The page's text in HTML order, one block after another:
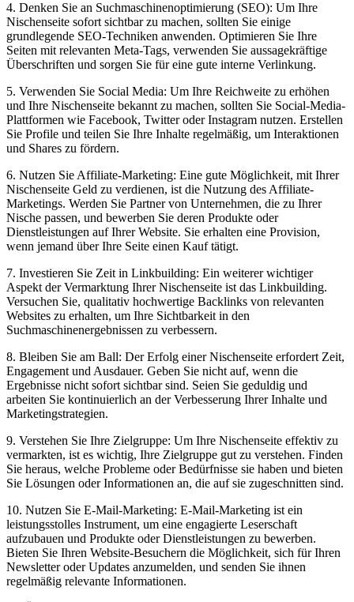
4. Denken⁤ Sie⁤ an Suchmaschinenoptimierung (SEO): Um Ihre​
Nischenseite sofort sichtbar zu machen, sollten ⁣Sie⁣ einige
grundlegende SEO-Techniken anwenden. Optimieren Sie⁢ Ihre
⁤Seiten mit relevanten⁤ Meta-Tags, verwenden Sie aussagekräftige
Überschriften und⁣ sorgen Sie für eine gute interne Verlinkung.
5. Verwenden Sie Social Media: Um Ihre Reichweite zu erhöhen
und Ihre ⁣Nischenseite bekannt ⁢zu machen,⁤ sollten Sie Social-Media-
Plattformen wie Facebook, ‌Twitter oder Instagram nutzen. Erstellen
Sie Profile und⁢ teilen Sie Ihre‌ Inhalte ​regelmäßig,‌ um Interaktionen
und Shares zu fördern.
6. ⁤Nutzen‍ Sie Affiliate-Marketing: Eine ​gute Möglichkeit,⁤ mit ‍Ihrer
Nischenseite ⁢Geld zu verdienen, ist ‍die⁣ Nutzung des Affiliate-
Marketings. Werden⁢ Sie⁢ Partner von Unternehmen, die zu Ihrer
Nische⁣ passen, ​und bewerben Sie ‌deren Produkte oder
Dienstleistungen auf Ihrer⁣ Website. Sie⁢ erhalten ⁢eine‍ Provision,⁤
wenn jemand ‌über Ihre Seite einen ​Kauf tätigt.
7. Investieren Sie Zeit in Linkbuilding: Ein weiterer ⁤wichtiger ​
Aspekt ⁣der Vermarktung ⁢Ihrer Nischenseite ⁢ist das Linkbuilding.⁢
Versuchen Sie, qualitativ‌ hochwertige Backlinks von‌ relevanten
Websites zu erhalten, um Ihre Sichtbarkeit⁤ in den
Suchmaschinenergebnissen ⁤zu verbessern.
8.‌ Bleiben Sie⁣ am‌ Ball: Der Erfolg einer⁣ Nischenseite erfordert Zeit,
Engagement‍ und Ausdauer. Geben Sie nicht auf, wenn die
Ergebnisse nicht sofort sichtbar ⁤sind. Seien Sie geduldig und
arbeiten Sie kontinuierlich an der Verbesserung‍ Ihrer Inhalte und
Marketingstrategien.
9. ​Verstehen Sie Ihre⁣ Zielgruppe: Um Ihre Nischenseite effektiv zu
‌vermarkten, ist es wichtig, Ihre​ Zielgruppe gut zu verstehen. Finden
Sie heraus, welche Probleme ‌oder Bedürfnisse sie haben‍ und⁢ bieten
Sie Lösungen⁣ oder Informationen an, die auf sie zugeschnitten​ sind.
10. Nutzen Sie E-Mail-Marketing:⁣ E-Mail-Marketing ⁤ist ein
leistungsstolles Instrument, um eine​ engagierte Leserschaft
aufzubauen und Produkte oder Dienstleistungen‍ zu bewerben.
Bieten Sie ⁤Ihren Website-Besuchern die Möglichkeit, sich für ⁢Ihren
Newsletter ⁣oder Updates⁢ anzumelden, und senden Sie ihnen
⁢regelmäßig relevante Informationen.